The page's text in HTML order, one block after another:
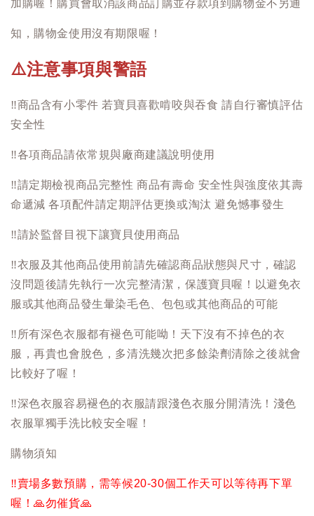
加購喔！購買會取消該商品訂購並存款項到購物金不另通
知，購物金使用沒有期限喔！
⚠️注意事項與警語
‼️商品含有小零件 若寶貝喜歡啃咬與吞食 請自行審慎評估
安全性
‼️各項商品請依常規與廠商建議說明使用
‼️請定期檢視商品完整性 商品有壽命 安全性與強度依其壽
命遞減 各項配件請定期評估更換或淘汰 避免憾事發生
‼️請於監督目視下讓寶貝使用商品
‼️衣服及其他商品使用前請先確認商品狀態與尺寸，確認
沒問題後請先執行一次完整清潔，保護寶貝喔！以避免衣
服或其他商品發生暈染毛色、包包或其他商品的可能
‼️ 所有深色衣服都有褪色可能呦！天下沒有不掉色的衣
服，再貴也會脫色，多清洗幾次把多餘染劑清除之後就會
比較好了喔！
‼️深色衣服容易褪色的衣服請跟淺色衣服分開清洗！淺色
衣服單獨手洗比較安全喔！
購物須知
‼️賣場多數預購，需等候20-30個工作天可以等待再下單
喔！🙏勿催貨🙏